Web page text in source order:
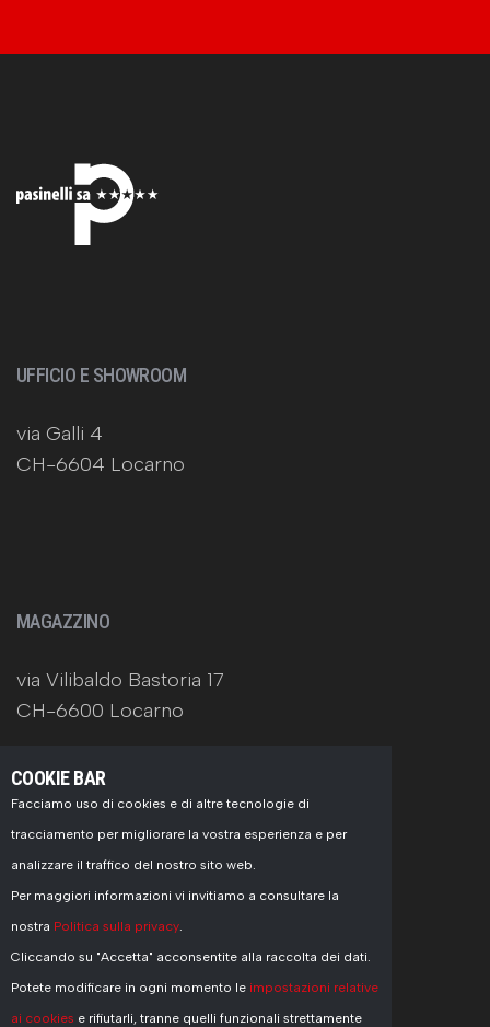
UFFICIO E SHOWROOM
via Galli 4
CH-6604 Locarno
MAGAZZINO
via Vilibaldo Bastoria 17
CH-6600 Locarno
CONTATTI
+41 91 751 77 55
info@pasinelli.ch
COOKIE BAR
Facciamo uso di cookies e di altre tecnologie di
tracciamento per migliorare la vostra esperienza e per
analizzare il traffico del nostro sito web.
Per maggiori informazioni vi invitiamo a consultare la
nostra Politica sulla privacy.
Cliccando su "Accetta" acconsentite alla raccolta dei dati.
Potete modificare in ogni momento le impostazioni relative
ai cookies e rifiutarli, tranne quelli funzionali strettamente